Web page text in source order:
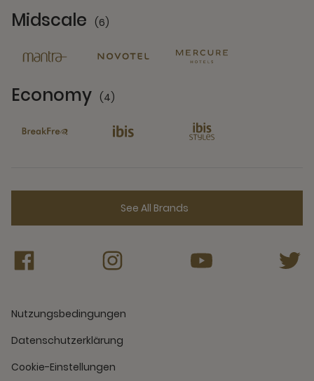
Midscale (6)
Economy (4)
See All Brands
Nutzungsbedingungen
Datenschutzerklärung
Cookie-Einstellungen